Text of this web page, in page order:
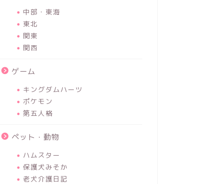
中部・東海
東北
関東
関西
ゲーム
キングダムハーツ
ポケモン
第五人格
ペット・動物
ハムスター
保護犬みそか
老犬介護日記